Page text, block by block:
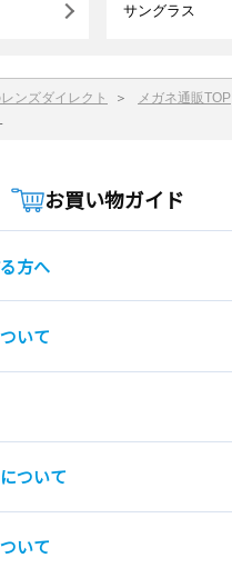
サングラス
ンズダイレクト ＞ メガネ通販TOP
お買い物ガイド
方へ
いて
ついて
いて